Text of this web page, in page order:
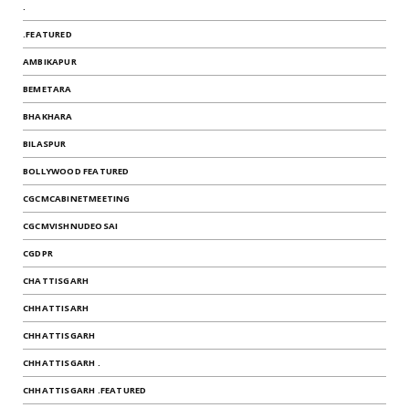
.
.FEATURED
AMBIKAPUR
BEMETARA
BHAKHARA
BILASPUR
BOLLYWOOD FEATURED
CGCMCABINETMEETING
CGCMVISHNUDEOSAI
CGDPR
CHATTISGARH
CHHATTISARH
CHHATTISGARH
CHHATTISGARH .
CHHATTISGARH .FEATURED